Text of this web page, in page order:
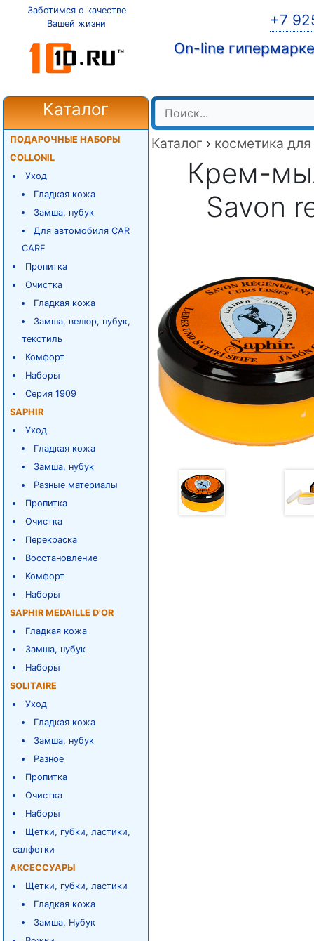
Заботимся о качестве
Вашей жизни
+7
On-line
Каталог
ПОДАРОЧНЫЕ НАБОРЫ
COLLONIL
Уход
Гладкая кожа
Замша, нубук
Для автомобиля CAR
CARE
Пропитка
Очистка
Гладкая кожа
Замша, велюр, нубук,
текстиль
Комфорт
Наборы
Серия 1909
SAPHIR
Уход
Гладкая кожа
Замша, нубук
Разные материалы
Пропитка
Очистка
Перекраска
Восстановление
Комфорт
Наборы
SAPHIR MEDAILLE D'OR
Гладкая кожа
Замша, нубук
Наборы
SOLITAIRE
Уход
Гладкая кожа
Замша, нубук
Разное
Пропитка
Очистка
Наборы
Щетки, губки, ластики,
салфетки
АКСЕССУАРЫ
Щетки, губки, ластики
Гладкая кожа
Замша, Нубук
Каталог › косметика
Крем-
Savon